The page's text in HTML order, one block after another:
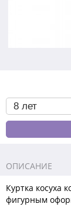
ОПИСАНИЕ
Куртка косуха
фигурным